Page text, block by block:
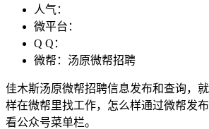
人气：
微平台：
Q Q：
微帮：汤原微帮招聘
佳木斯汤原微帮招聘信息发布和查询，
样在微帮里找工作，怎么样通过微帮发
看公众号菜单栏。